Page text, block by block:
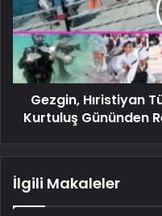
Gezgin, Hıristiyan
Kurtuluş Gününden
İlgili Makaleler